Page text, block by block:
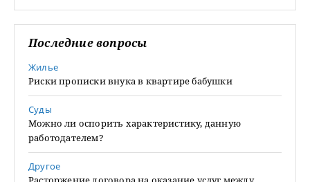
Последние вопросы
Жилье
Риски прописки внука в квартире бабушки
Суды
Можно ли оспорить характеристику, данную
работодателем?
Другое